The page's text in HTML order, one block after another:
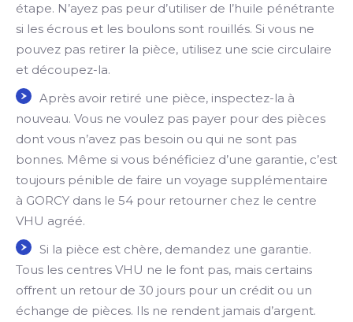
étape. N’ayez pas peur d’utiliser de l’huile pénétrante
si les écrous et les boulons sont rouillés. Si vous ne
pouvez pas retirer la pièce, utilisez une scie circulaire
et découpez-la.
Après avoir retiré une pièce, inspectez-la à
nouveau. Vous ne voulez pas payer pour des pièces
dont vous n’avez pas besoin ou qui ne sont pas
bonnes. Même si vous bénéficiez d’une garantie, c’est
toujours pénible de faire un voyage supplémentaire
à GORCY dans le 54 pour retourner chez le centre
VHU agréé.
Si la pièce est chère, demandez une garantie.
Tous les centres VHU ne le font pas, mais certains
offrent un retour de 30 jours pour un crédit ou un
échange de pièces. Ils ne rendent jamais d’argent.